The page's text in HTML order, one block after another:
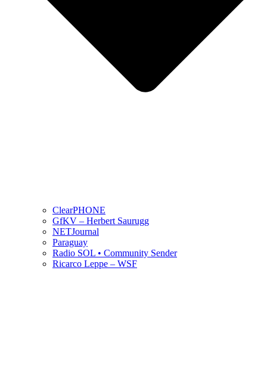
ClearPHONE
GfKV – Herbert Saurugg
NETJournal
Paraguay
Radio SOL • Community Sender
Ricarco Leppe – WSF